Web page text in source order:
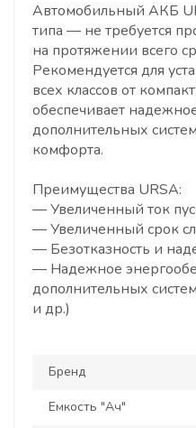
Автомобильный АКБ
типа — не требуется
на протяжении всего
Рекомендуется для
всех классов от
обеспечивает
дополнительных
комфорта.
Преимущества URSA:
— Увеличенный ток
— Увеличенный срок
— Безотказность и
— Надежное
дополнительных
и др.)
Бренд
Емкость "Ач"